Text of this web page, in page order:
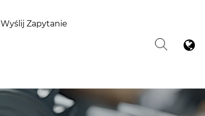
Wyślij Zapytanie